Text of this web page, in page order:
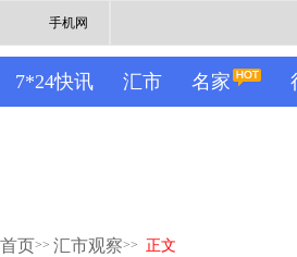
手机网
7*24快讯 汇市 名家
首页>> 汇市观察>> 正文